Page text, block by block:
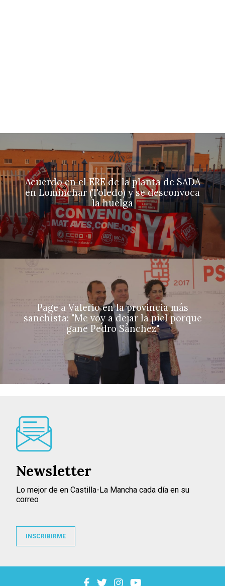
Acuerdo en el ERE de la planta de SADA
en Lominchar (Toledo) y se desconvoca
la huelga
Page a Valerio en la provincia más
sanchista: "Me voy a dejar la piel porque
gane Pedro Sánchez"
Newsletter
Lo mejor de en Castilla-La Mancha cada día en su
correo
INSCRIBIRME